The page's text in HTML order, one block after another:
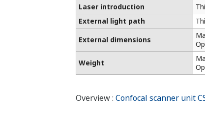
Laser introduction
External light path
External dimensions
Weight
Overview : Confocal scanner unit